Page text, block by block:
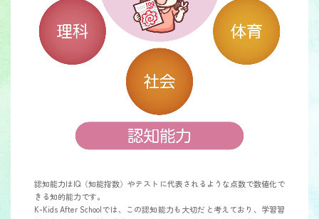
認知能力はIQ（知能指数）やテストに代表されるような点数で数値化で
きる知的能力です。
K-Kids After Schoolでは、この認知能力も大切だと考えており、学習習